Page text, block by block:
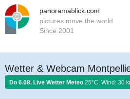
panoramablick.com
pictures move the world
Since 2001
Wetter & Webcam
Do 6.08. Live Wetter Meteo 25°C, Wind: 30